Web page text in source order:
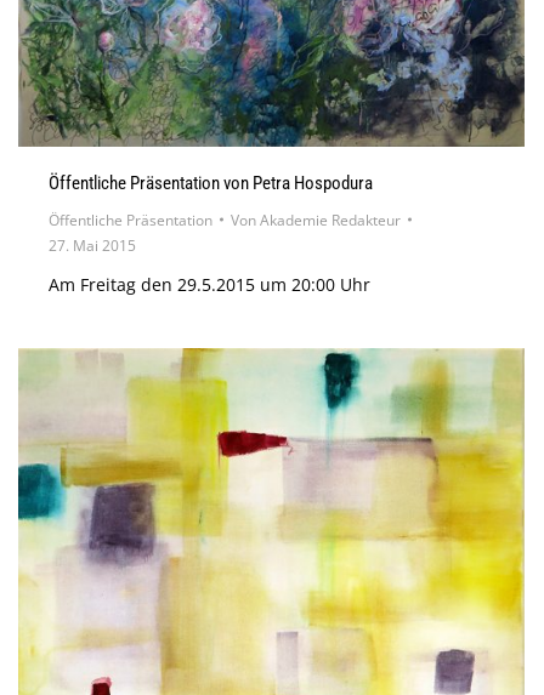
Öffentliche Präsentation von Petra Hospodura
Öffentliche Präsentation VonAkademie Redakteur
27. Mai 2015
Am Freitag den 29.5.2015 um 20:00 Uhr